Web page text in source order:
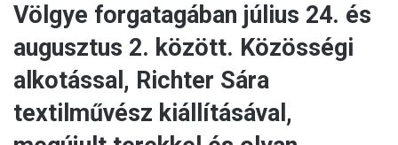
Völgye forgatagában július 24. és
augusztus 2. között. Közösségi
alkotással, Richter Sára
textilművész kiállításával,